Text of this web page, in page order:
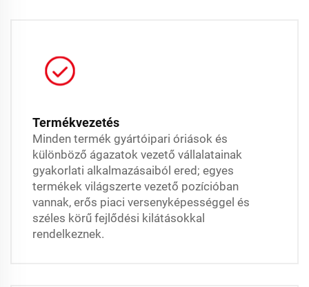
Termékvezetés
Minden termék gyártóipari óriások és
különböző ágazatok vezető vállalatainak
gyakorlati alkalmazásaiból ered; egyes
termékek világszerte vezető pozícióban
vannak, erős piaci versenyképességgel és
széles körű fejlődési kilátásokkal
rendelkeznek.